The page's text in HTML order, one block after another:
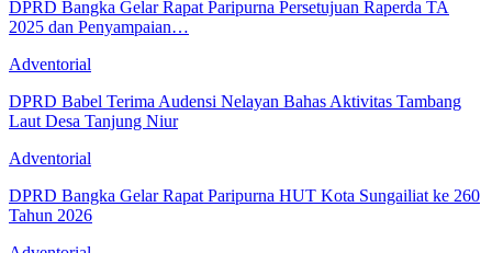
DPRD Bangka Gelar Rapat Paripurna Persetujuan Raperda TA
2025 dan Penyampaian…
Adventorial
DPRD Babel Terima Audensi Nelayan Bahas Aktivitas Tambang
Laut Desa Tanjung Niur
Adventorial
DPRD Bangka Gelar Rapat Paripurna HUT Kota Sungailiat ke 260
Tahun 2026